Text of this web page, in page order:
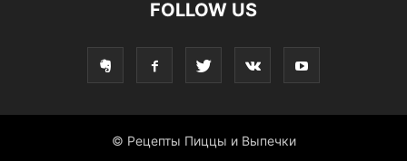
FOLLOW US
© Рецепты Пиццы и Выпечки